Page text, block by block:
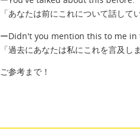
「あなたは前にこれについて話して
ーDidn't you mention this to me in
「過去にあなたは私にこれを言及し
ご参考まで！